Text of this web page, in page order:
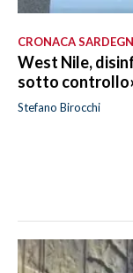
CRONACA
West Nile,
sotto
Stefano Birocchi